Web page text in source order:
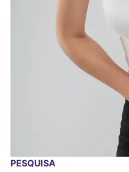
PESQUISA